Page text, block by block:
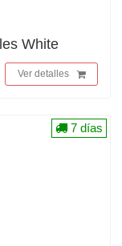
White
Ver detalles
7 días